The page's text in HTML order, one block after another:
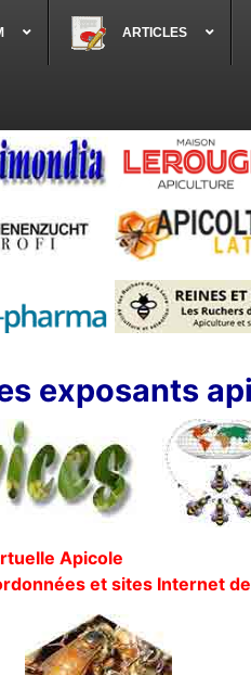
ARTICLES
exposants
Apicole
et sites Internet